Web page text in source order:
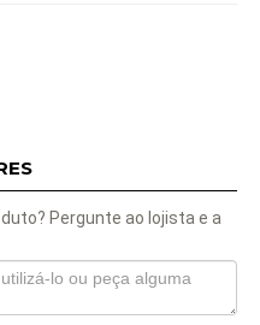
Pergunte ao lojista e a